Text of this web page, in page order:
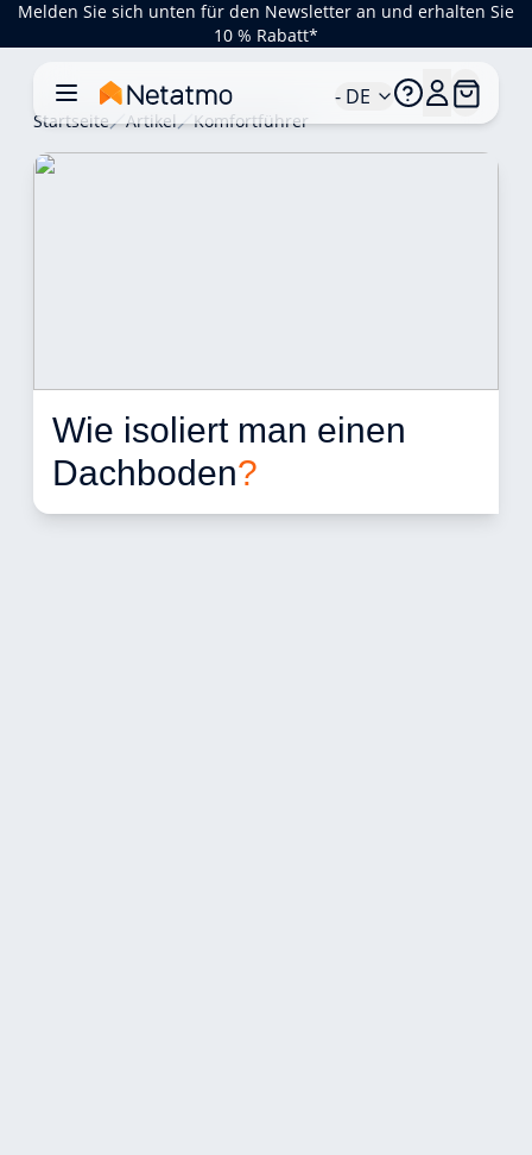
Melden Sie sich unten für den Newsletter an und erhalten Sie
10 % Rabatt*
- DE
Startseite Artikel Komfortführer
Wie isoliert man einen
Dachboden?